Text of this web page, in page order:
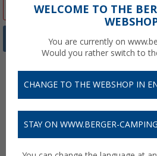
-9%WELCOME TO THE
You are currently on
Would you rather switch to
CHANGE TO THE WEBSHOP IN
STAY ON WWW.BERGER-